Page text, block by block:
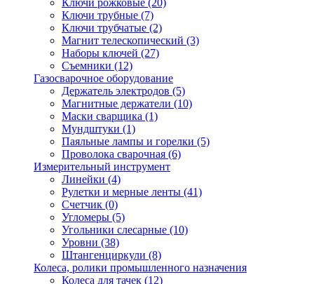
Ключи рожковые (20)
Ключи трубные (7)
Ключи трубчатые (2)
Магнит телескопический (3)
Наборы ключей (27)
Съемники (12)
Газосварочное оборудование
Держатель электродов (5)
Магнитные держатели (10)
Маски сварщика (1)
Мундштуки (1)
Паяльные лампы и горелки (5)
Проволока сварочная (6)
Измерительный инструмент
Линейки (4)
Рулетки и мерные ленты (41)
Счетчик (0)
Угломеры (5)
Угольники слесарные (10)
Уровни (38)
Штангенциркули (8)
Колеса, ролики промышленного назначения
Колеса для тачек (12)